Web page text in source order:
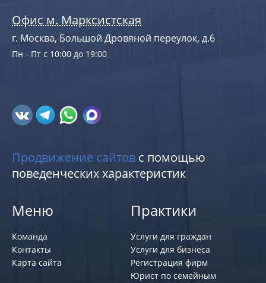
Офис м. Марксистская
г. Москва, Большой Дровяной переулок, д.6
Пн - Пт с 10:00 до 19:00
Продвижение сайтов с помощью
поведенческих характеристик
Меню
Команда
Контакты
Карта сайта
Практики
Услуги для граждан
Услуги для бизнеса
Регистрация фирм
Юрист по семейным